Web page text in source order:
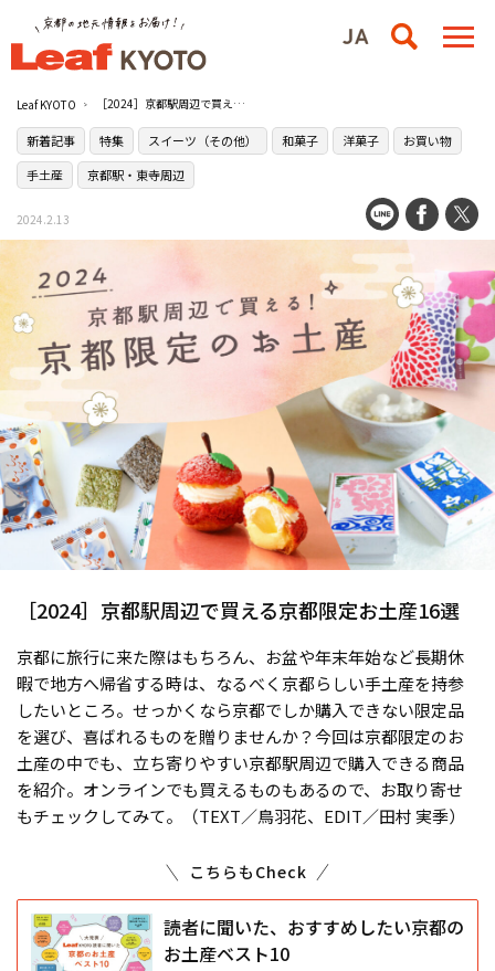
Leaf KYOTO ［2024］京都駅周辺で買える京都限定お土産16選
新着記事 特集 スイーツ（その他） 和菓子 洋菓子
お買い物
手土産
京都駅・東寺周辺
2024.2.13
［2024］京都駅周辺で買える京都限定お土産16選
京都に旅行に来た際はもちろん、お盆や年末年始など長期休
暇で地方へ帰省する時は、なるべく京都らしい手土産を持参
したいところ。せっかくなら京都でしか購入できない限定品
を選び、喜ばれるものを贈りませんか？今回は京都限定のお
土産の中でも、立ち寄りやすい京都駅周辺で購入できる商品
を紹介。オンラインでも買えるものもあるので、お取り寄せ
もチェックしてみて。（TEXT／鳥羽花、EDIT／田村 実季）
こちらもCheck
読者に聞いた、おすすめしたい京都の
お土産ベスト10